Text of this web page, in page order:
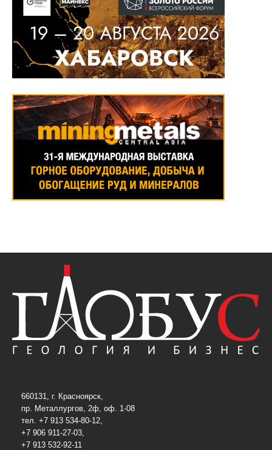
660131, г. Красноярск,
пр. Металлургов, 2ф, оф. 1-08
тел. +7 913 534-80-12,
+7 906 911-27-03,
+7 913 532-92-11